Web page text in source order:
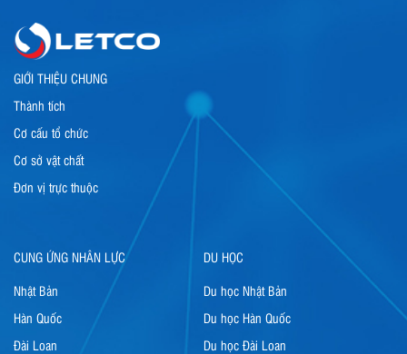
GIỚI THIỆU CHUNG
Thành tích
Cơ cấu tổ chức
Cơ sở vật chất
Đơn vị trực thuộc
CUNG ỨNG NHÂN LỰC
Nhật Bản
Hàn Quốc
Đài Loan
DU HỌC
Du học Nhật Bản
Du học Hàn Quốc
Du học Đài Loan